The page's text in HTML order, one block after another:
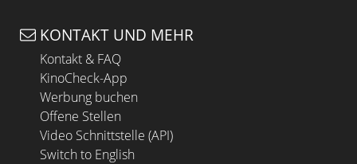
KONTAKT UND MEHR
Kontakt & FAQ
KinoCheck-App
Werbung buchen
Offene Stellen
Video Schnittstelle (API)
Switch to English